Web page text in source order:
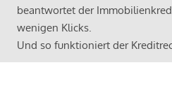
beantwortet der
wenigen Klicks.
Und so funktioniert der